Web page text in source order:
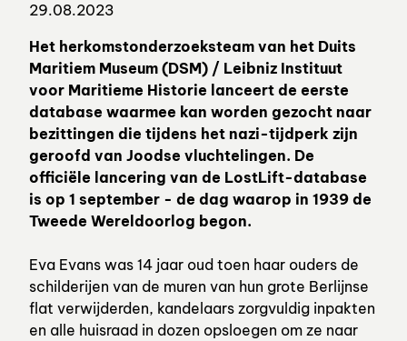
29.08.2023
Het herkomstonderzoeksteam van het Duits
Maritiem Museum (DSM) / Leibniz Instituut
voor Maritieme Historie lanceert de eerste
database waarmee kan worden gezocht naar
bezittingen die tijdens het nazi-tijdperk zijn
geroofd van Joodse vluchtelingen. De
officiële lancering van de LostLift-database
is op 1 september - de dag waarop in 1939 de
Tweede Wereldoorlog begon.
Eva Evans was 14 jaar oud toen haar ouders de
schilderijen van de muren van hun grote Berlijnse
flat verwijderden, kandelaars zorgvuldig inpakten
en alle huisraad in dozen opsloegen om ze naar